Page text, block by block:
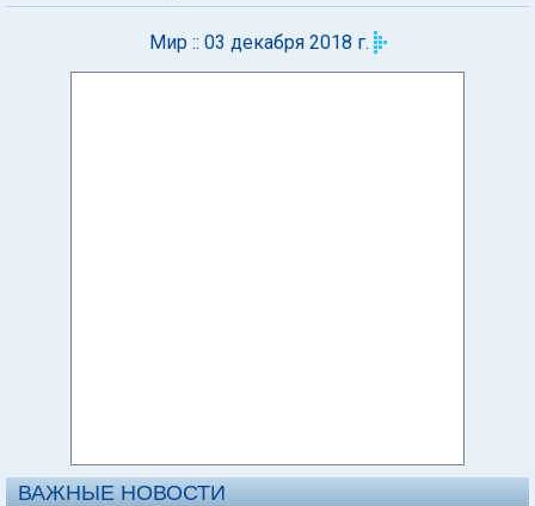
Мир :: 03 декабря 2018 г.
ВАЖНЫЕ НОВОСТИ